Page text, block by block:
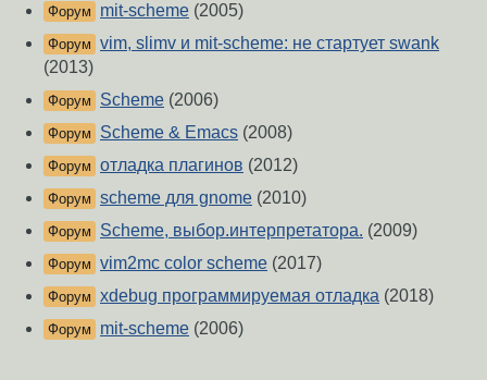
Форум mit-scheme (2005)
Форум vim, slimv и mit-scheme: не стартует swank
(2013)
Форум Scheme (2006)
Форум Scheme & Emacs (2008)
Форум отладка плагинов (2012)
Форум scheme для gnome (2010)
Форум Scheme, выбор.интерпретатора. (2009)
Форум vim2mc color scheme (2017)
Форум xdebug программируемая отладка (2018)
Форум mit-scheme (2006)